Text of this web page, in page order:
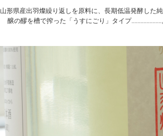
山形県産出羽燦繰り返しを原料に、長期低温発酵した
醸の醪を槽で搾った「うすにごり」タイプ....................